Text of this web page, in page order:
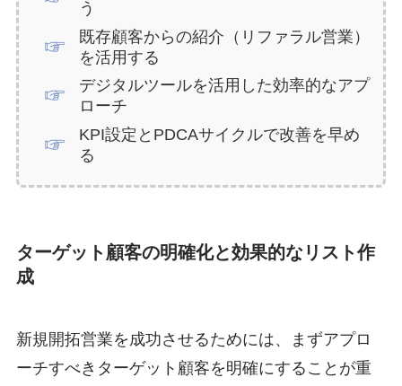
う
既存顧客からの紹介（リファラル営業）
を活用する
デジタルツールを活用した効率的なアプ
ローチ
KPI設定とPDCAサイクルで改善を早め
る
ターゲット顧客の明確化と効果的なリスト作
成
新規開拓営業を成功させるためには、まずアプロ
ーチすべきターゲット顧客を明確にすることが重